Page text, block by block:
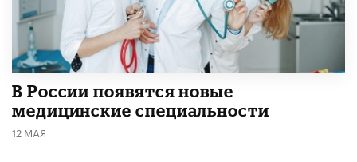
В России появятся новые
медицинские специальности
12 МАЯ